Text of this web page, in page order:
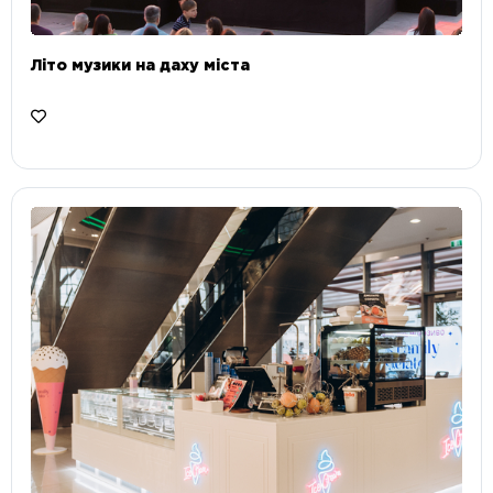
Літо музики на даху міста